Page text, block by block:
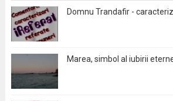
Domnu Trandafir -
Marea, simbol al iubirii